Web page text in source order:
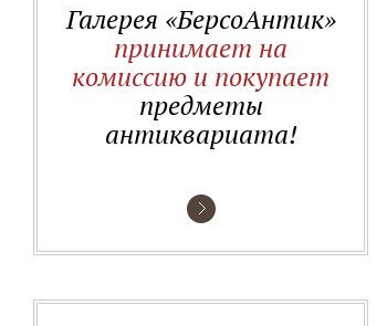
Галерея «БерсоАнтик»
принимает на
комиссию и покупает
предметы
антиквариата!